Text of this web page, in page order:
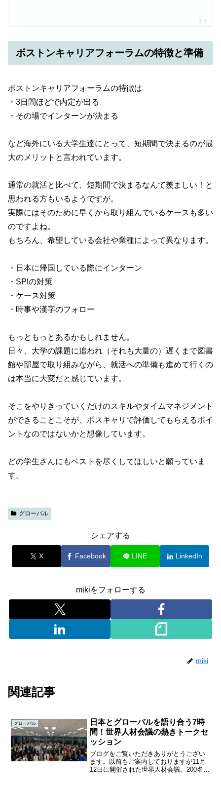
ボストンキャリアフォーラムの特徴と準備
ボストンキャリアフォーラムの特徴は
・3日間ほどで内定が出る
・その場でインターンが決まる
など海外にいる大学生達にとって、短期間で決まるのが最
大のメリットと言われています。
通常の就活と比べて、短期間で決まるなんて羨ましい！と
思われる方もいるようですが。
実際にはそのために早くから取り組んでいるケースも多い
のですよね。
もちろん、希望している会社や業種によって異なります。
・日本に帰国している際にインターン
・SPIの対策
・ケース対策
・時事や漢字のフォロー
もっともっとあるかもしれません。
日々、大学の課題に追われ（それも大量の）遅くまで図書
館や部屋で取り組みながら、就活への準備も進めて行くの
は本当に大変だと感じています。
そこをやりきっていくだけのスキルやタイムマネジメント
ができることこそが、ボスキャリで評価してもらえるポイ
ントなのではないかと想像しています。
どの学生さんにもベストを尽くしてほしいと願っていま
す。
グローバル
シェアする
X Facebook LINE LinkedIn
mikiをフォローする
miki
関連記事
グローバル
日本とグローバルを語り合う7時
間！世界人材会議の熱きトークセ
ッション
ブログをご覧いただきありがとうござい
ます。以前もご案内しておりますが11月
12日に開催された世界人材会議。200名ほ